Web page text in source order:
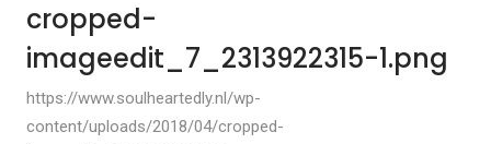
cropped-
imageedit_7_2313922315-1.png
https://www.soulheartedly.nl/wp-
content/uploads/2018/04/cropped-